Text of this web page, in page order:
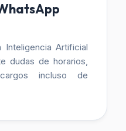
Artificial
dudas de horarios,
incluso de